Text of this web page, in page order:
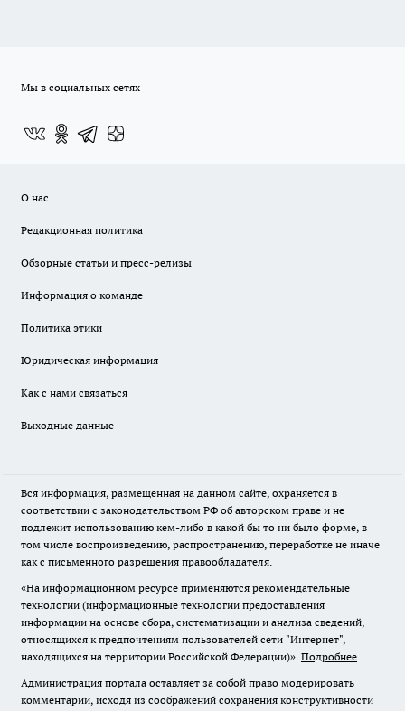
Мы в социальных сетях
О нас
Редакционная политика
Обзорные статьи и пресс-релизы
Информация о команде
Политика этики
Юридическая информация
Как с нами связаться
Выходные данные
Вся информация, размещенная на данном сайте, охраняется в
соответствии с законодательством РФ об авторском праве и не
подлежит использованию кем-либо в какой бы то ни было форме, в
том числе воспроизведению, распространению, переработке не иначе
как с письменного разрешения правообладателя.
«На информационном ресурсе применяются рекомендательные
технологии (информационные технологии предоставления
информации на основе сбора, систематизации и анализа сведений,
относящихся к предпочтениям пользователей сети "Интернет",
находящихся на территории Российской Федерации)». Подробнее
Администрация портала оставляет за собой право модерировать
комментарии, исходя из соображений сохранения конструктивности